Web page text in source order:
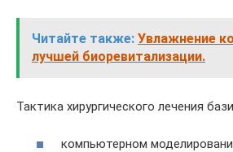
Читайте также: Увлажнение
лучшей биоревитализации.
Тактика хирургического лечения
компьютерном